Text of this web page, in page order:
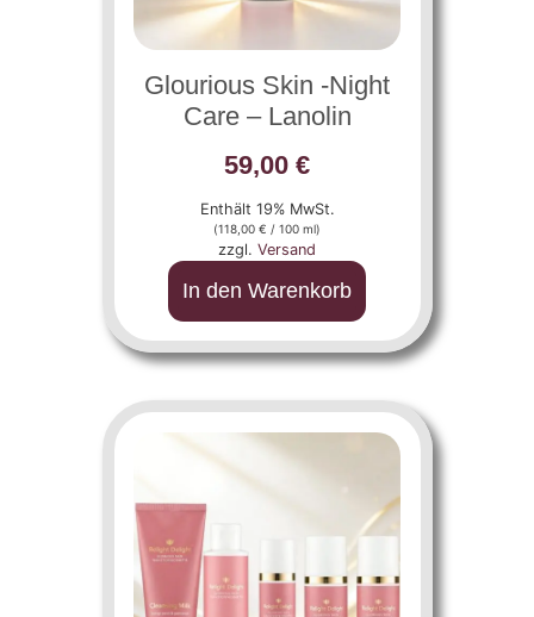
Glourious Skin -Night
Care – Lanolin
59,00 €
Enthält 19% MwSt.
(118,00 € / 100 ml)
zzgl. Versand
In den Warenkorb